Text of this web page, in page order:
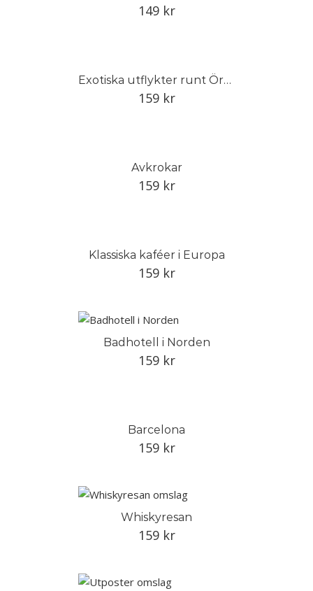
149 kr
Exotiska utflykter runt Öresund
159 kr
Avkrokar
159 kr
Klassiska kaféer i Europa
159 kr
Badhotell i Norden
159 kr
Barcelona
159 kr
Whiskyresan
159 kr